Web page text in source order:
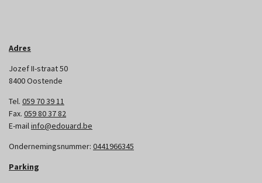
Adres
Jozef II-straat 50
8400 Oostende
Tel. 059 70 39 11
Fax. 059 80 37 82
E-mailinfo@edouard.be
Ondernemingsnummer: 0441966345
Parking